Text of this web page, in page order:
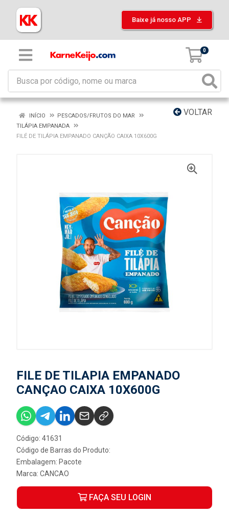
Baixe já nosso APP
0
VOLTAR
INÍCIO
PESCADOS/FRUTOS DO MAR
TILÁPIA EMPANADA
FILÉ DE TILÁPIA EMPANADO CANÇÃO CAIXA 10X600G
FILE DE TILAPIA EMPANADO
CANÇAO CAIXA 10X600G
Código: 41631
Código de Barras do Produto:
Embalagem: Pacote
Marca: CANCAO
FAÇA SEU LOGIN